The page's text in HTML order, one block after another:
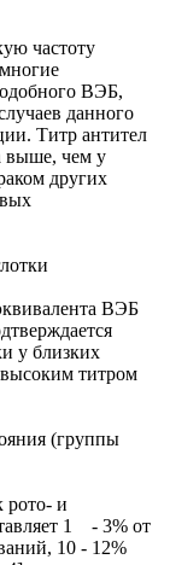
частоту
ВЭБ,
данного
Титр антител
выше, чем у
других
ВЭБ
у близких
высоким титром
(группы
рото- и
1 - 3% от
10 - 12%